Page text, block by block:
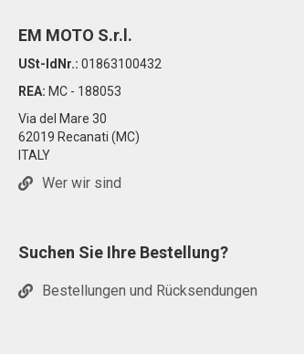
EM MOTO S.r.l.
USt-IdNr.: 01863100432
REA: MC - 188053
Via del Mare 30
62019 Recanati (MC)
ITALY
Wer wir sind
Suchen Sie Ihre Bestellung?
Bestellungen und Rücksendungen